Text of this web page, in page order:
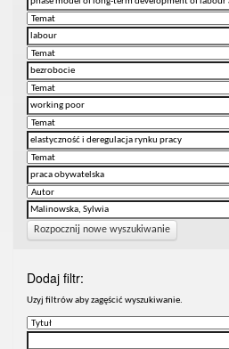
Rozpocznij nowe wyszukiwanie
Dodaj filtr:
Uzyj filtrów aby zagęścić wyszukiwanie.